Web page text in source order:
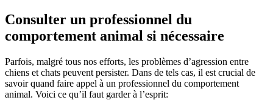
Consulter un professionnel du
comportement animal si nécessaire
Parfois, malgré tous nos efforts, les problèmes d’agression entre
chiens et chats peuvent persister. Dans de tels cas, il est crucial de
savoir quand faire appel à un professionnel du comportement
animal. Voici ce qu’il faut garder à l’esprit: